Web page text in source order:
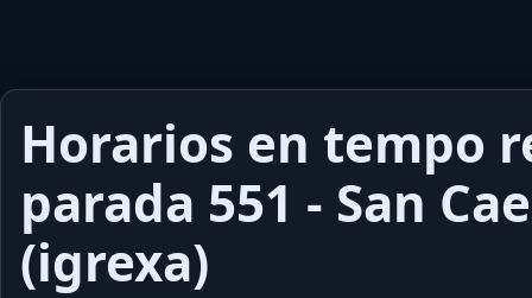
Horarios en tempo
parada 551 - San
(igrexa)